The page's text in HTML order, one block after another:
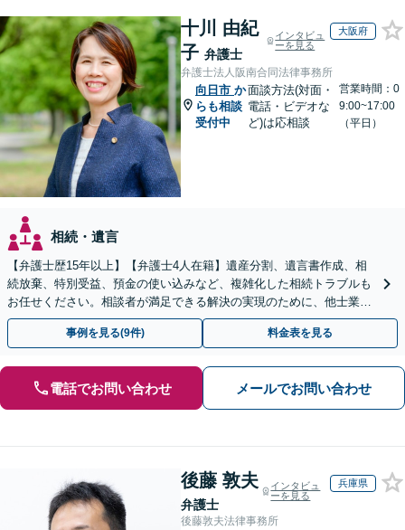
十川 由紀
子 弁護士
インタビュ
ーを見る
大阪府
弁護士法人阪南合同法律事務所
向日市 か
らも相談
受付中
面談方法(対面・
電話・ビデオな
ど)は応相談
営業時間：0
9:00~17:00
（平日）
相続・遺言
【弁護士歴15年以上】【弁護士4人在籍】遺産分割、遺言書作成、相
続放棄、特別受益、預金の使い込みなど、複雑化した相続トラブルも
お任せください。相談者が満足できる解決の実現のために、他士業と
連携し最善を尽くします【完全個室】
事例を見る(9件) 料金表を見る
電話でお問い合わせ メールでお問い合わせ
後藤 敦夫
弁護士
インタビュ
ーを見る
兵庫県
後藤敦夫法律事務所